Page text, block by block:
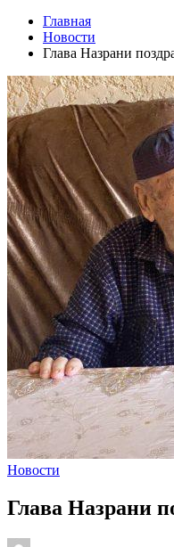
Главная
Новости
Глава Назрани
Новости
Глава Назрани